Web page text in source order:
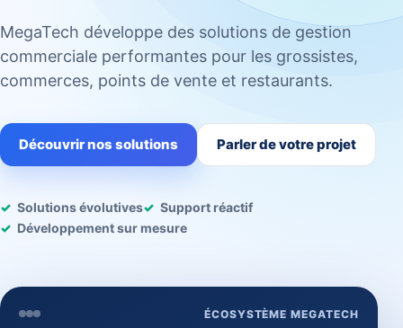
MegaTech développe des solutions de gestion
commerciale performantes pour les grossistes,
commerces, points de vente et restaurants.
Découvrir nos solutions Parler de votre projet
Solutions évolutives
Support réactif
Développement sur mesure
ÉCOSYSTÈME MEGATECH